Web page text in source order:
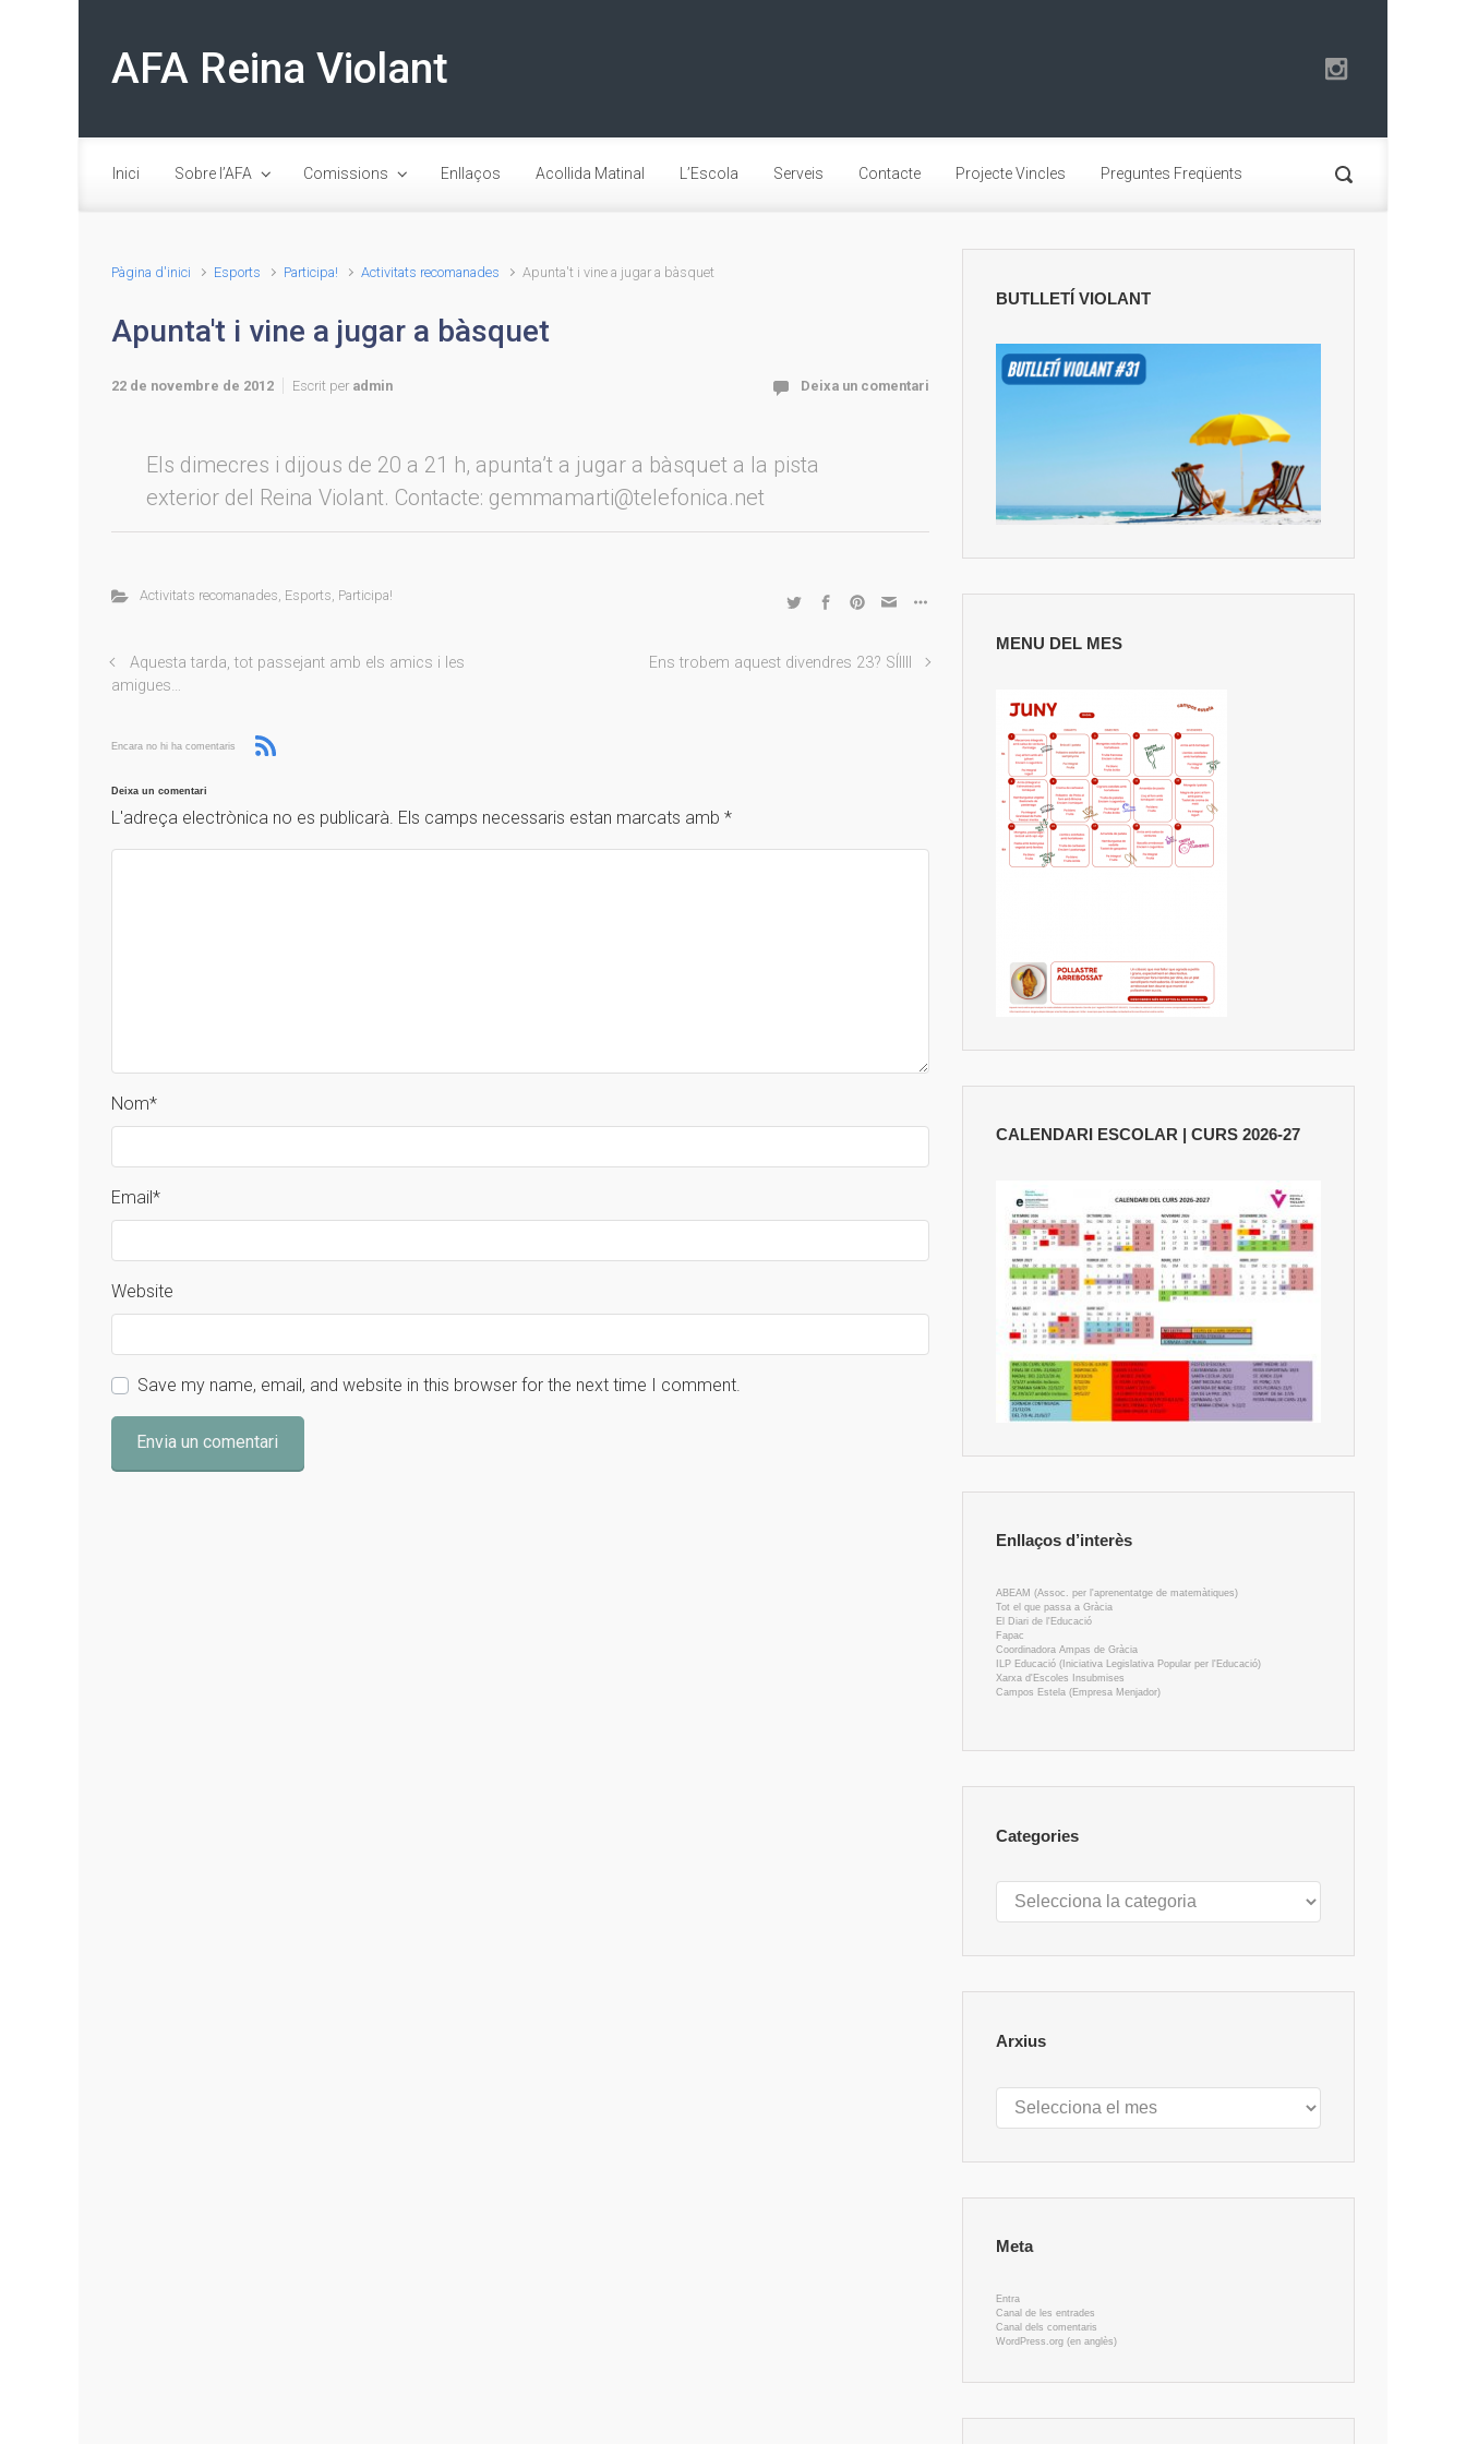
AFA Reina Violant
Inici Sobre l’AFA Comissions Enllaços Acollida Matinal L’Escola Serveis Contacte Projecte Vincles Preguntes Freqüents
Pàgina d'inici Esports Participa! Activitats recomanades Apunta't i vine a jugar a bàsquet
Apunta't i vine a jugar a bàsquet
22 de novembre de 2012 Escrit per admin Deixa un comentari
Els dimecres i dijous de 20 a 21 h, apunta’t a jugar a bàsquet a la pista
exterior del Reina Violant. Contacte: gemmamarti@telefonica.net
Activitats recomanades, Esports, Participa!
Aquesta tarda, tot passejant amb els amics i les
amigues…
Ens trobem aquest divendres 23? SÍIIII
Encara no hi ha comentaris
Deixa un comentari
L'adreça electrònica no es publicarà. Els camps necessaris estan marcats amb *
Nom*
Email*
Website
Save my name, email, and website in this browser for the next time I comment.
BUTLLETÍ VIOLANT
MENU DEL MES
CALENDARI ESCOLAR | CURS 2026-27
Enllaços d’interès
ABEAM (Assoc. per l'aprenentatge de matemàtiques)
Tot el que passa a Gràcia
El Diari de l'Educació
Fapac
Coordinadora Ampas de Gràcia
ILP Educació (Iniciativa Legislativa Popular per l'Educació)
Xarxa d'Escoles Insubmises
Campos Estela (Empresa Menjador)
Categories
Categories
Arxius
Arxius
Meta
Entra
Canal de les entrades
Canal dels comentaris
WordPress.org (en anglès)